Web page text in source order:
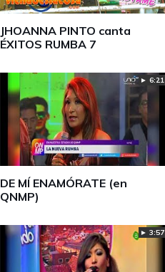
JHOANNA PINTO canta
ÉXITOS RUMBA 7
► 6:21
DE MÍ ENAMÓRATE (en
QNMP)
► 3:57